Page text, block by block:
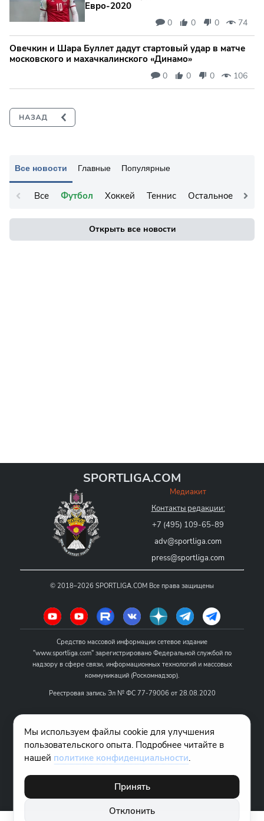
Все новости Главные Популярные
Все Футбол Хоккей Теннис Остальное
Открыть все новости
Евро‑2020
0 0 0 74
Овечкин и Шара Буллет дадут стартовый удар в матче
московского и махачкалинского «Динамо»
0 0 0 106
SPORTLIGA.COM
Медиакит
Контакты редакции:
+7 (495) 109-65-89
adv@sportliga.com
press@sportliga.com
© 2018–2026 SPORTLIGA.COM Все права защищены
Средство массовой информации сетевое издание
"www.sportliga.com" зарегистрировано Федеральной службой по
надзору в сфере связи, информационных технологий и массовых
коммуникаций (Роскомнадзор).
Реестровая запись Эл № ФС 77-79006 от 28.08.2020
Название - www.sportliga.com
Учредитель СМИ сетевого издания "www.sportliga.com": ИП Чамин
О.Н.
Главный редактор СМИ сетевого издания "www.sportliga.com":
Хаимов Д.И.
18+
Мы используем файлы cookie для улучшения
пользовательского опыта. Подробнее читайте в
нашей политике конфиденциальности.
Принять
Отклонить